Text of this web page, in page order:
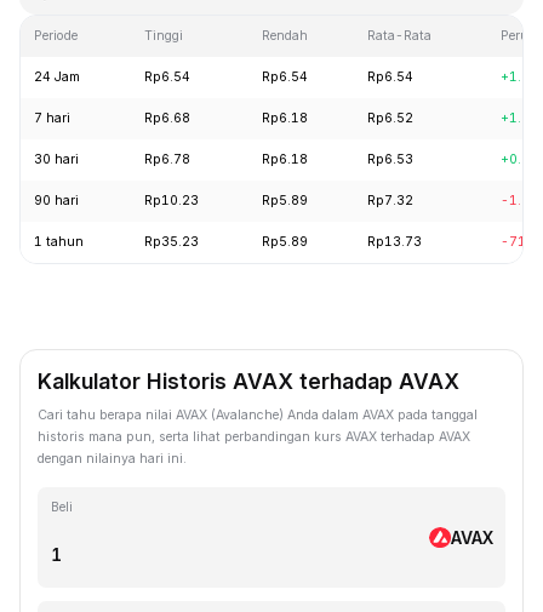
Periode Tinggi Rendah Rata-Rata
24 Jam Rp6.54 Rp6.54 Rp6.54
7 hari Rp6.68 Rp6.18 Rp6.52
30 hari Rp6.78 Rp6.18 Rp6.53
90 hari Rp10.23 Rp5.89 Rp7.32 -
1 tahun Rp35.23 Rp5.89 Rp13.73 -
Kalkulator Historis AVAX terhadap AVAX
Cari tahu berapa nilai AVAX (Avalanche) Anda dalam AVAX pada tanggal
historis mana pun, serta lihat perbandingan kurs AVAX terhadap AVAX
dengan nilainya hari ini.
Beli
AVAX